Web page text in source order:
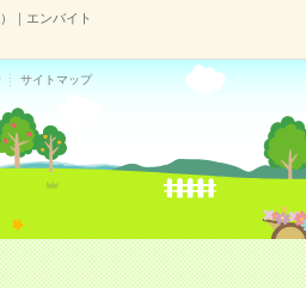
｜エンバイト
サイトマップ